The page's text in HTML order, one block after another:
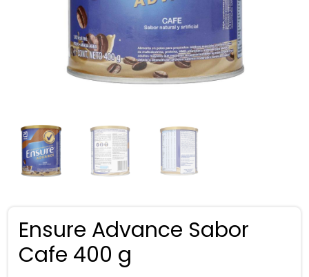
Ensure Advance Sabor
Cafe 400 g